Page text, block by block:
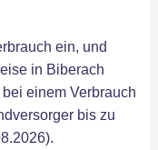
ein, und
in Biberach
einem Verbrauch
bis zu